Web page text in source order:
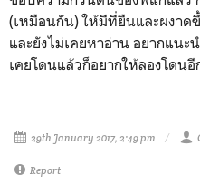
(เหมือนกัน) ให้มีที่ยืนและผงาด
และยังไม่เคยหาอ่าน อยากแนะ
เคยโดนแล้วก็อยากให้ลองโดนอี
29th January 2017, 2:49 pm
Report